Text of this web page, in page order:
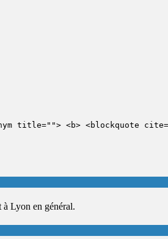
title=""> <b> <blockquote
Lyon en général.